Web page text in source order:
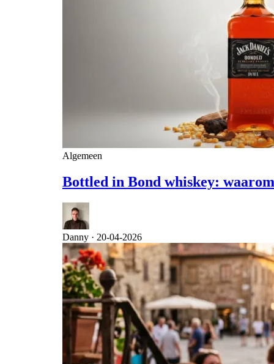
Algemeen
Bottled in Bond whiskey:
Danny · 20-04-2026